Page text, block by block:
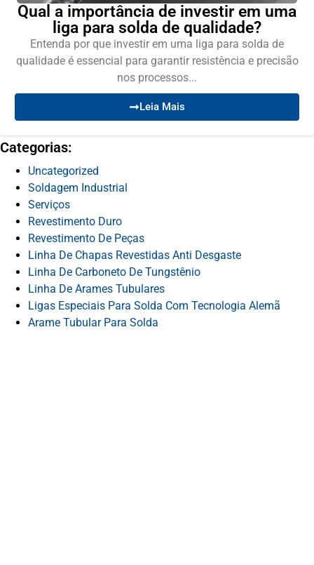
Qual a importância de investir em uma
liga para solda de qualidade?
Entenda por que investir em uma liga para solda de
qualidade é essencial para garantir resistência e precisão
nos processos...
Leia Mais
Categorias:
Uncategorized
Soldagem Industrial
Serviços
Revestimento Duro
Revestimento De Peças
Linha De Chapas Revestidas Anti Desgaste
Linha De Carboneto De Tungstênio
Linha De Arames Tubulares
Ligas Especiais Para Solda Com Tecnologia Alemã
Arame Tubular Para Solda